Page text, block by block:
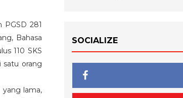
281
Bahasa
110 SKS
satu orang
lama,
SOCIALIZE